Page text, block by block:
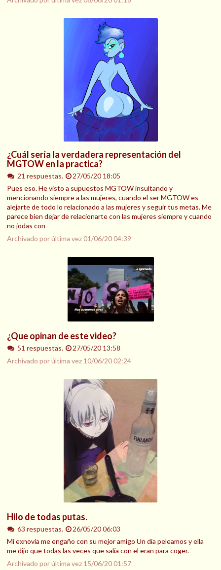
¿Cuál sería la verdadera representación del
MGTOW en la practica?
21 respuestas.
27/05/20 18:05
Pues eso. He visto a supuestos MGTOW insultando y
mencionando siempre a las mujeres, cuando el ser MGTOW es
alejarte de todo lo relacionado a las mujeres y seguir tus metas. Me
parece bien dejar de relacionarte con las mujeres siempre y cuando
no jodas con
Archivado por última vez01/06/20 04:39
¿Que opinan de este video?
51 respuestas.
27/05/20 13:58
Archivado por última vez 10/06/20 02:24
Hilo de todas putas.
63 respuestas.
26/05/20 06:03
Mi exnovia me engaño con su mejor amigo Un día peleamos y ella
me dijo que todas las veces que salía con el eran para coger.
Archivado por última vez 15/06/20 01:57